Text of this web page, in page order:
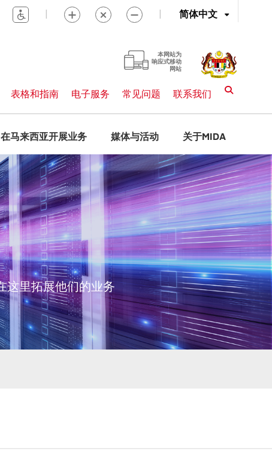
简体中文
| |
本网站为
响应式移动
网站
表格和指南 电子服务 常见问题 联系我们
在马来西亚开展业务 媒体与活动 关于MIDA